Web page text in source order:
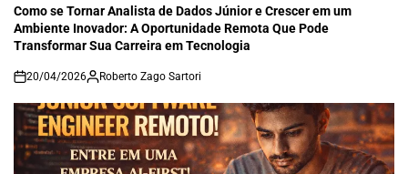
IN
Como se Tornar Analista de Dados Júnior e Crescer em um
Ambiente Inovador: A Oportunidade Remota Que Pode
Transformar Sua Carreira em Tecnologia
on
20/04/2026 Roberto Zago Sartori